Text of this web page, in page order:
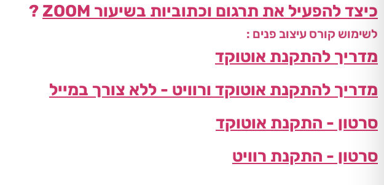
כיצד להפעיל את תרגום וכתוביות בשיעור ZOOM
?
לשימוש קורס עיצוב פנים :
מדריך להתקנת אוטוקד
מדריך להתקנת אוטוקד ורוויט - ללא צורך במייל
סרטון - התקנת אוטוקד
סרטון - התקנת רוויט